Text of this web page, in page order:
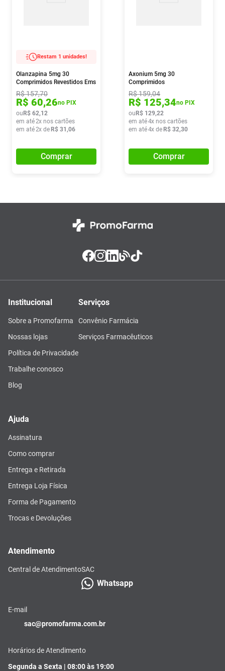
Restam 1 unidades!
Olanzapina 5mg 30
Comprimidos Revestidos Ems
R$157,70
R$ 60,26no PIX
ou R$ 62,12
em até2x nos cartões
em até2x de R$ 31 ,06
Comprar
Axonium 5mg 30
Comprimidos
R$159,04
R$ 125,34no PIX
ou R$ 129,22
em até4x nos cartões
em até4x de R$ 32,30
Comprar
Institucional
Sobre a Promofarma
Nossas lojas
Política de Privacidade
Trabalhe conosco
Blog
Serviços
Convênio Farmácia
Serviços Farmacêuticos
Ajuda
Assinatura
Como comprar
Entrega e Retirada
Entrega Loja Física
Forma de Pagamento
Trocas e Devoluções
Atendimento
Central de AtendimentoSAC
Whatsapp
E-mail
sac@promofarma.com.br
Horários de Atendimento
Segunda a Sexta | 08:00 às 19:00